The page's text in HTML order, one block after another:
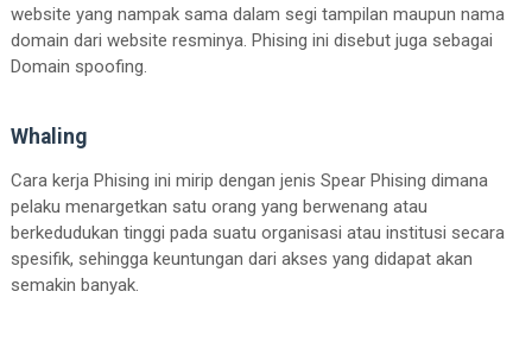
website yang nampak sama dalam segi tampilan maupun nama
domain dari website resminya. Phising ini disebut juga sebagai
Domain spoofing.
Whaling
Cara kerja Phising ini mirip dengan jenis Spear Phising dimana
pelaku menargetkan satu orang yang berwenang atau
berkedudukan tinggi pada suatu organisasi atau institusi secara
spesifik, sehingga keuntungan dari akses yang didapat akan
semakin banyak.